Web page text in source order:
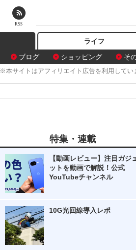
ブログ ショッピング そ
ライフ
※本サイトはアフィリエイト広告を利用してい
特集・連載
【動画レビュー】注目ガジ
ットを動画で解説！公式
YouTubeチャンネル
10G光回線導入レポ
RSS